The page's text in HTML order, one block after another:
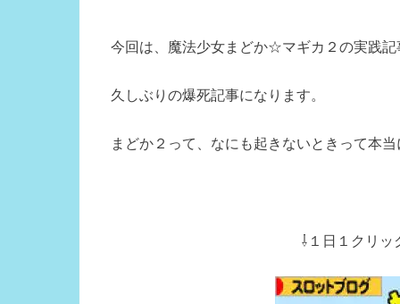
今回は、魔法少女まどか☆マギカ２の実践記
久しぶりの爆死記事になります。
まどか２って、なにも起きないときって本
⇩１日１クリッ